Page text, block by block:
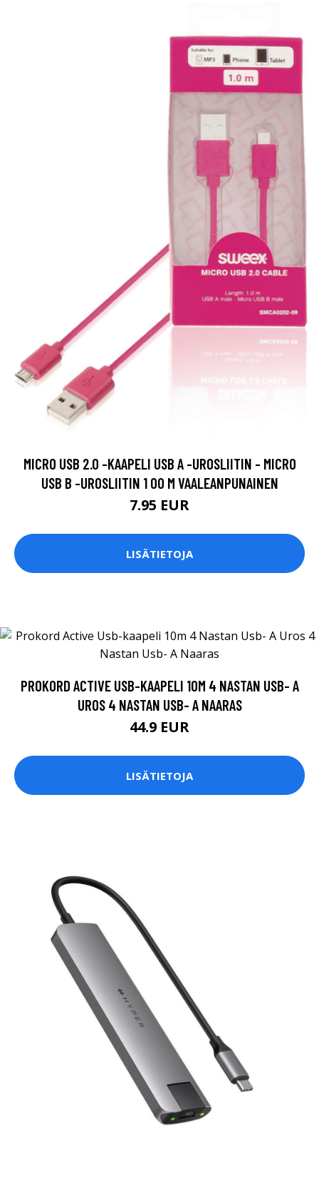
MICRO USB 2.0 -KAAPELI USB A -UROSLIITIN - MICRO
USB B -UROSLIITIN 1 00 M VAALEANPUNAINEN
7.95 EUR
LISÄTIETOJA
PROKORD ACTIVE USB-KAAPELI 10M 4 NASTAN USB- A
UROS 4 NASTAN USB- A NAARAS
44.9 EUR
LISÄTIETOJA